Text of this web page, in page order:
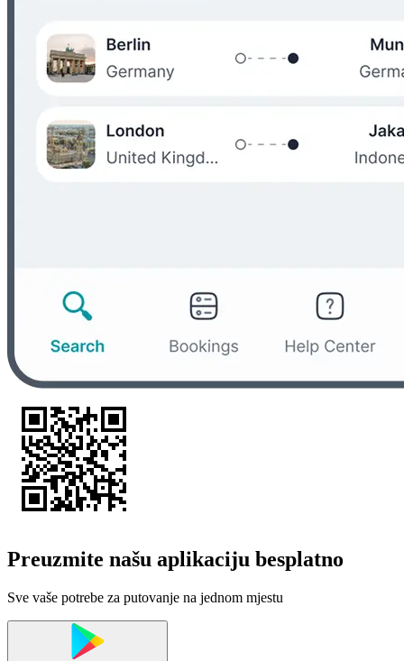
Preuzmite našu aplikaciju besplatno
Sve vaše potrebe za putovanje na jednom mjestu